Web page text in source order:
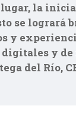
lugar, la
se logrará
y
y de
del Río,